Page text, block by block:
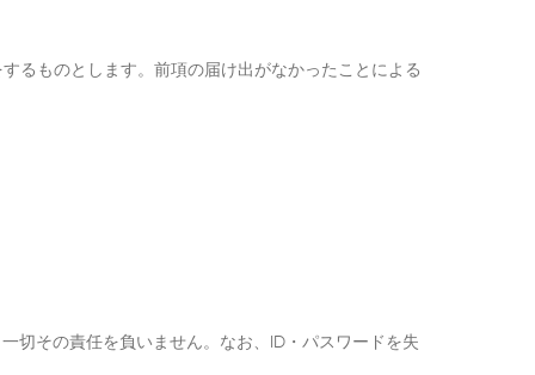
るものとします。前項の届け出がなかったことによる
切その責任を負いません。なお、ID・パスワードを失